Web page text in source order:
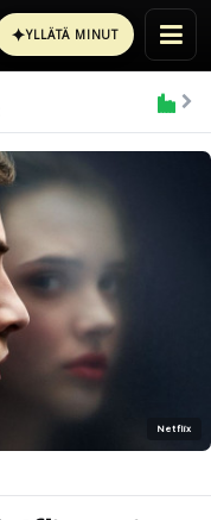
✦YLLÄTÄ MINUT
Netflix